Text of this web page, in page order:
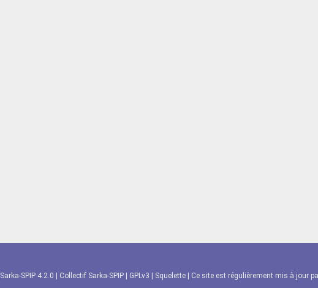
Sarka-SPIP 4.2.0 Collectif Sarka-SPIP GPLv3 Squelette | Ce site est régulièrement mis à jour